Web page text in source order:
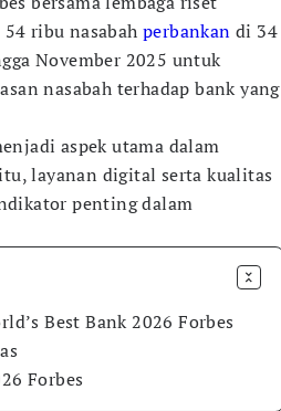
ribu nasabah perbankan di 34
November 2025 untuk
nasabah terhadap bank yang
aspek utama dalam
layanan digital serta kualitas
penting dalam
Best Bank 2026 Forbes
Forbes